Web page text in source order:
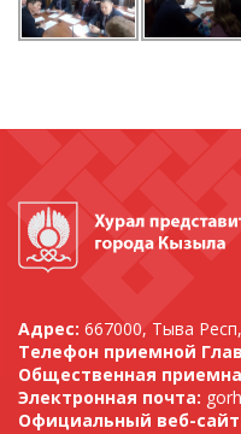
Адрес: 667000, Тыва
Телефон приемной
Общественная
Электронная почта:
Официальный веб-